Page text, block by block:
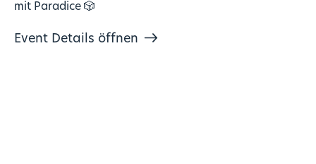
mit Paradice 🎲
Event Details öffnen